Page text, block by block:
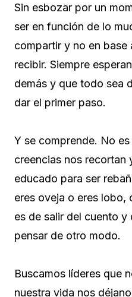
Sin esbozar por un
ser en función de lo
compartir y no en base
recibir. Siempre
demás y que todo sea
dar el primer paso.
Y se comprende. No
creencias nos recortan
educado para ser
eres oveja o eres lobo,
es de salir del cuento y
pensar de otro modo.
Buscamos líderes que
nuestra vida nos